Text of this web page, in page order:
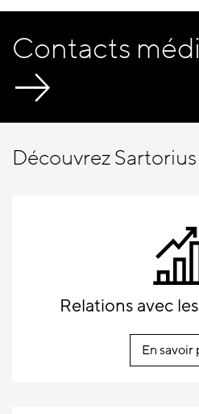
Contacts
Découvrez Sartorius
Relations avec
En savoir